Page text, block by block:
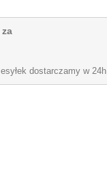
dostarczamy w 24h